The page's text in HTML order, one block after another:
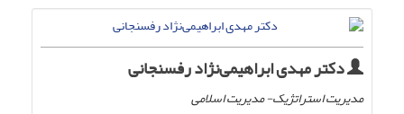
دکتر مهدی ابراهیمی‌نژاد رفسنجانی
مدیریت استراتژیک- مدیریت اسلامی